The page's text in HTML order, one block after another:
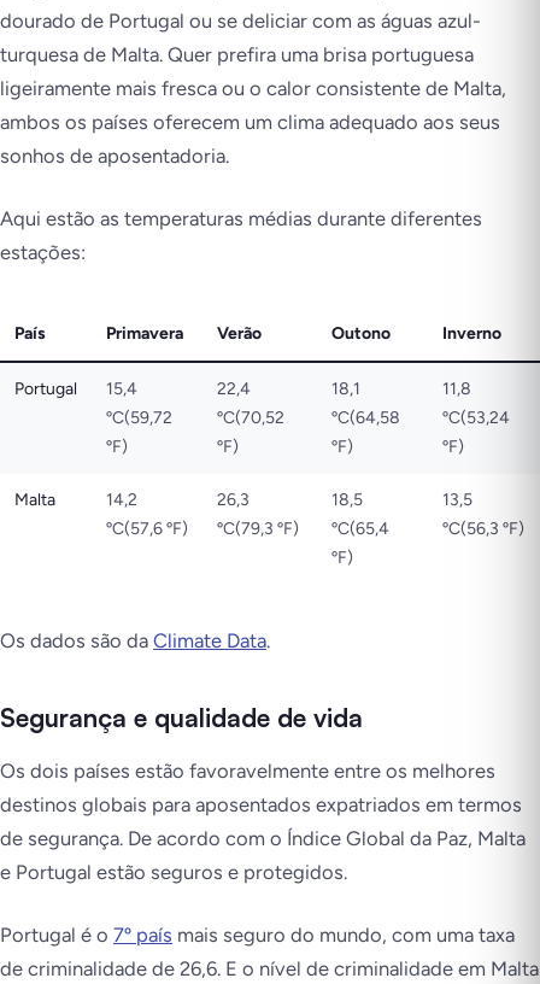
dourado de Portugal ou se deliciar com as águas azul-
turquesa de Malta. Quer prefira uma brisa portuguesa
ligeiramente mais fresca ou o calor consistente de Malta,
ambos os países oferecem um clima adequado aos seus
sonhos de aposentadoria.
Aqui estão as temperaturas médias durante diferentes
estações:
País Primavera Verão Outono Inverno
Portugal
15,4
ºC(59,72
ºF)
22,4
ºC(70,52
ºF)
18,1
ºC(64,58
ºF)
11,8
ºC(53,24
ºF)
Malta
14,2
ºC(57,6 ºF)
26,3
ºC(79,3 ºF)
18,5
ºC(65,4
ºF)
13,5
ºC(56,3 ºF)
Os dados são da Climate Data.
Segurança e qualidade de vida
Os dois países estão favoravelmente entre os melhores
destinos globais para aposentados expatriados em termos
de segurança. De acordo com o Índice Global da Paz, Malta
e Portugal estão seguros e protegidos.
Portugal é o 7º país mais seguro do mundo, com uma taxa
de criminalidade de 26,6. E o nível de criminalidade em Malta